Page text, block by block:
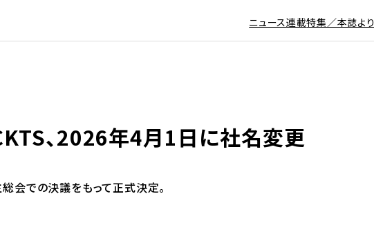
ニュース連載特集／本誌より
、2026年4月1日に社名変更
会での決議をもって正式決定。